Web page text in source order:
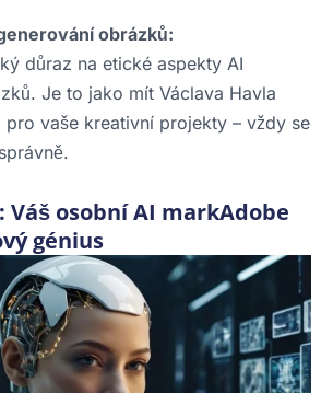
obrázků:
důraz na etické aspekty AI
Je to jako mít Václava Havla
pro vaše kreativní projekty – vždy se
Váš osobní AI markAdobe
génius